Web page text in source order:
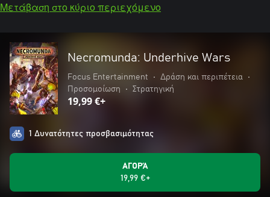
Μετάβαση στο κύριο περιεχόμενο
Necromunda: Underhive Wars
Focus Entertainment • Δράση και περιπέτεια
•
Προσομοίωση
• Στρατηγική
19,99 €+
1 Δυνατότητες προσβασιμότητας
ΑΓΟΡΆ
19,99 €+